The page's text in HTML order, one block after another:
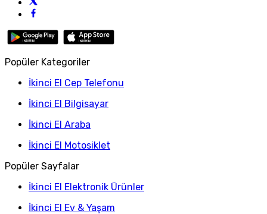
Popüler Kategoriler
İkinci El Cep Telefonu
İkinci El Bilgisayar
İkinci El Araba
İkinci El Motosiklet
Popüler Sayfalar
İkinci El Elektronik Ürünler
İkinci El Ev & Yaşam